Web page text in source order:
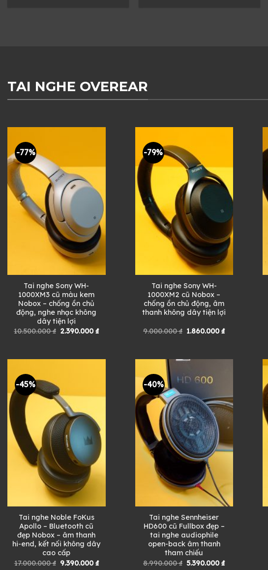
TAI NGHE OVEREAR
-77%
Tai nghe Sony WH-
1000XM3 cũ màu kem
Nobox – chống ồn chủ
động, nghe nhạc không
dây tiện lợi
10.500.000₫ Giá
2.390.000₫Giá
2.390.000 ₫.
-79%
Tai nghe Sony WH-
1000XM2 cũ Nobox –
chống ồn chủ động, âm
thanh không dây tiện lợi
9.000.000₫ Giá
1.860.000₫Giá
1.860.000 ₫.
-45%
Tai nghe Noble FoKus
Apollo – Bluetooth cũ
đẹp Nobox – âm thanh
hi-end, kết nối không dây
cao cấp
17.000.000₫ Giá
9.390.000 ₫Giá
-40%
Tai nghe Sennheiser
HD600 cũ Fullbox đẹp –
tai nghe audiophile
open-back âm thanh
tham chiếu
8.990.000₫ Giá
5.390.000₫Giá